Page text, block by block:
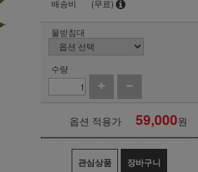
배송비
(무료)
물받침대
수량
옵션 적용가 59,000원
관심상품 장바구니